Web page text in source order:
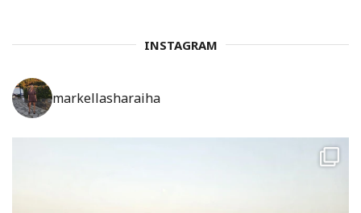
INSTAGRAM
markellasharaiha